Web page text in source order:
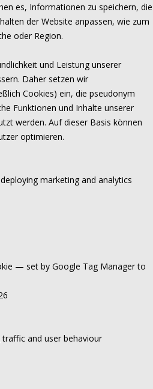
es, Informationen zu speichern, die
der Website anpassen, wie zum
oder Region.
und Leistung unserer
Daher setzen wir
Cookies) ein, die pseudonym
Funktionen und Inhalte unserer
werden. Auf dieser Basis können
optimieren.
marketing and analytics
— set by Google Tag Manager to
and user behaviour